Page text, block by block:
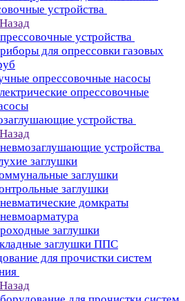
устройства
Назад
устройства
для опрессовки газовых
опрессовочные насосы
опрессовочные
устройства
Назад
устройства
заглушки
заглушки
заглушки
домкраты
заглушки
заглушки ППС
для прочистки систем
Назад